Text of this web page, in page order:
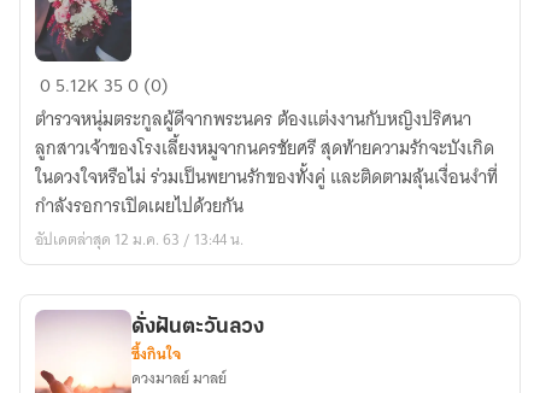
รัก
นั้น
หวาน
ฤทัย
:
ซี
รีส์
หัวใจ
05.12K 350 (0)
ตำรวจหนุ่มตระกูลผู้ดีจากพระนคร ต้องแต่งงานกับหญิงปริศนา
ลูกสาวเจ้าของโรงเลี้ยงหมูจากนครชัยศรี สุดท้ายความรักจะบังเกิด
ในดวงใจหรือไม่ ร่วมเป็นพยานรักของทั้งคู่ และติดตามลุ้นเงื่อนงำที่
กำลังรอการเปิดเผยไปด้วยกัน
อัปเดตล่าสุด 12 ม.ค. 63 / 13:44 น.
ดั่งฝันตะวันลวง
ซึ้งกินใจ
ดวงมาลย์ มาลย์